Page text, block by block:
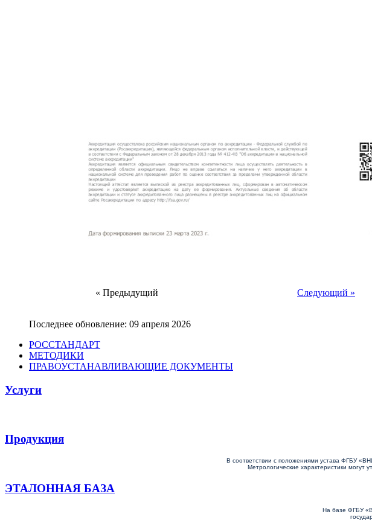
« Предыдущий Следующий »
Последнее обновление: 09 апреля 2026
РОССТАНДАРТ
МЕТОДИКИ
ПРАВОУСТАНАВЛИВАЮЩИЕ ДОКУМЕНТЫ
Услуги
Продукция
В соответствии с положениями устава ФГБУ
Метрологические характеристики могут
ЭТАЛОННАЯ БАЗА
На базе ФГБУ